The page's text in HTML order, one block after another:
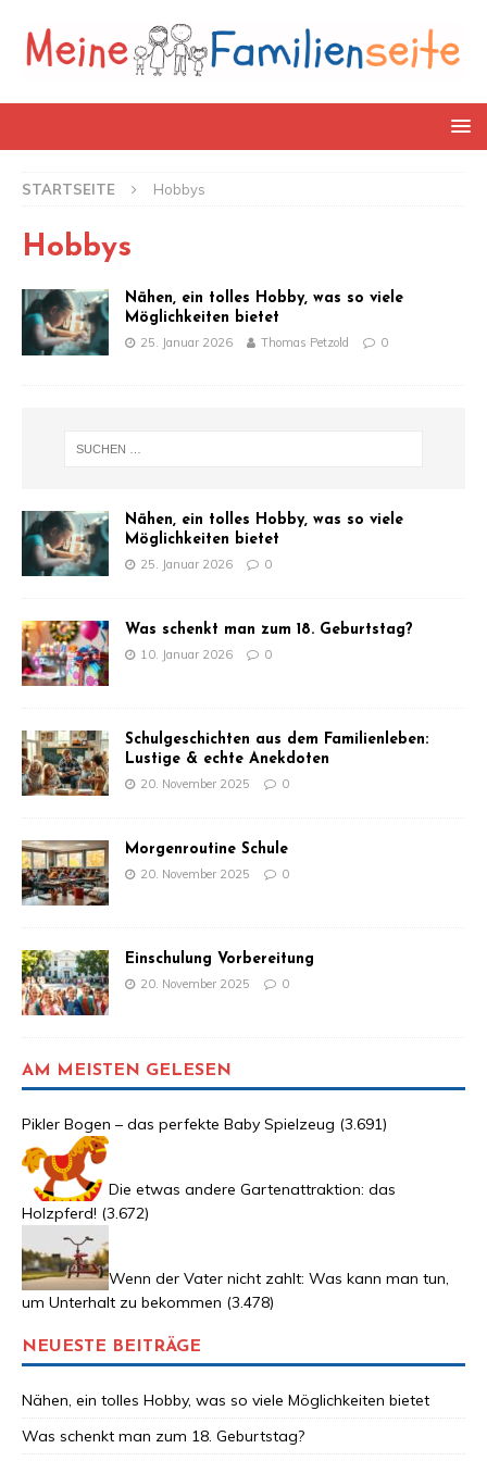
STARTSEITE Hobbys
Hobbys
Nähen, ein tolles Hobby, was so viele
Möglichkeiten bietet
25. Januar 2026 Thomas Petzold 0
Nähen, ein tolles Hobby, was so viele
Möglichkeiten bietet
25. Januar 2026 0
Was schenkt man zum 18. Geburtstag?
10. Januar 2026 0
Schulgeschichten aus dem Familienleben:
Lustige & echte Anekdoten
20. November 2025 0
Morgenroutine Schule
20. November 2025 0
Einschulung Vorbereitung
20. November 2025 0
AM MEISTEN GELESEN
Pikler Bogen – das perfekte Baby Spielzeug (3.691)
Die etwas andere Gartenattraktion: das
Holzpferd! (3.672)
Wenn der Vater nicht zahlt: Was kann man tun,
um Unterhalt zu bekommen (3.478)
NEUESTE BEITRÄGE
Nähen, ein tolles Hobby, was so viele Möglichkeiten bietet
Was schenkt man zum 18. Geburtstag?